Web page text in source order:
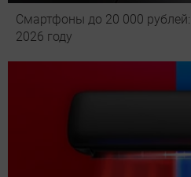
Смартфоны до 20 000
2026 году